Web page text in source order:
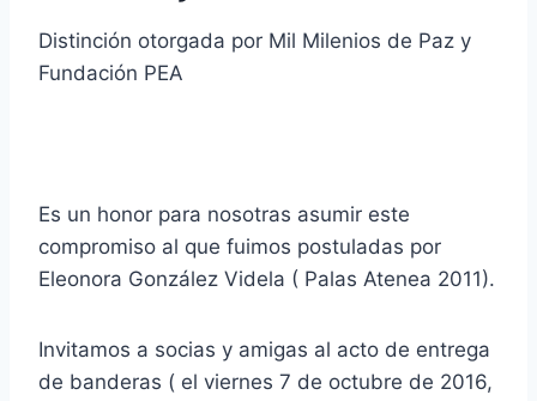
Distinción otorgada por Mil Milenios de Paz y
Fundación PEA
Es un honor para nosotras asumir este
compromiso al que fuimos postuladas por
Eleonora González Videla ( Palas Atenea 2011).
Invitamos a socias y amigas al acto de entrega
de banderas ( el viernes 7 de octubre de 2016,